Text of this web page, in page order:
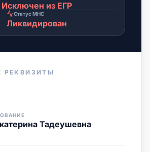
Исключен из ЕГР
Статус МНС
Ликвидирован
РЕКВИЗИТЫ
Тадеушевна